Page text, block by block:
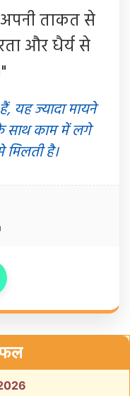
अपनी ताकत से
और धैर्य से
ज्यादा मायने
साथ काम में लगे
है।